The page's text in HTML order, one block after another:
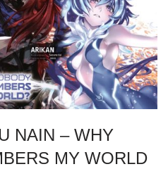
NAIN – WHY
MY WORLD